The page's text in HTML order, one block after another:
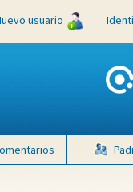
usuario